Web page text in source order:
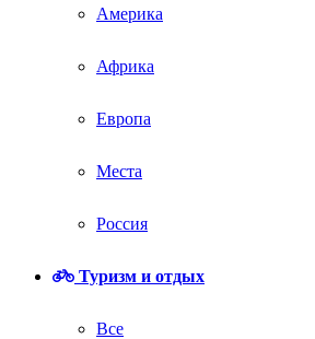
Америка
Африка
Европа
Места
Россия
Туризм и отдых
Все